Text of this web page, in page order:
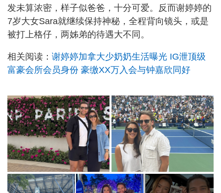
发未算浓密，样子似爸爸，十分可爱。反而谢婷婷的
7岁大女Sara就继续保持神秘，全程背向镜头，或是
被打上格仔，两姊弟的待遇大不同。
相关阅读： 谢婷婷加拿大少奶奶生活曝光 IG泄顶级
富豪会所会员身份 豪缴XX万入会与钟嘉欣同好